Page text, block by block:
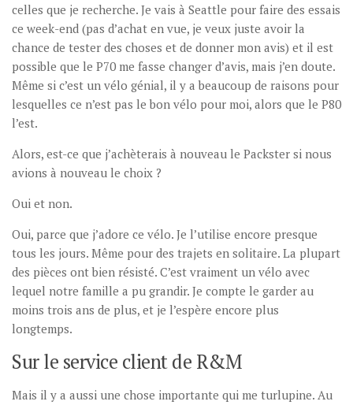
celles que je recherche. Je vais à Seattle pour faire des essais
ce week-end (pas d’achat en vue, je veux juste avoir la
chance de tester des choses et de donner mon avis) et il est
possible que le P70 me fasse changer d’avis, mais j’en doute.
Même si c’est un vélo génial, il y a beaucoup de raisons pour
lesquelles ce n’est pas le bon vélo pour moi, alors que le P80
l’est.
Alors, est-ce que j’achèterais à nouveau le Packster si nous
avions à nouveau le choix ?
Oui et non.
Oui, parce que j’adore ce vélo. Je l’utilise encore presque
tous les jours. Même pour des trajets en solitaire. La plupart
des pièces ont bien résisté. C’est vraiment un vélo avec
lequel notre famille a pu grandir. Je compte le garder au
moins trois ans de plus, et je l’espère encore plus
longtemps.
Sur le service client de R&M
Mais il y a aussi une chose importante qui me turlupine. Au